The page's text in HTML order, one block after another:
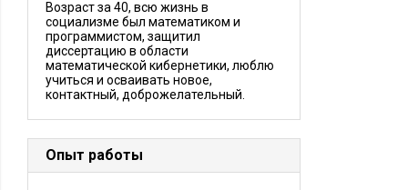
Возраст за 40, всю жизнь в
социализме был математиком и
программистом, защитил
диссертацию в области
математической кибернетики, люблю
учиться и осваивать новое,
контактный, доброжелательный.
Опыт работы